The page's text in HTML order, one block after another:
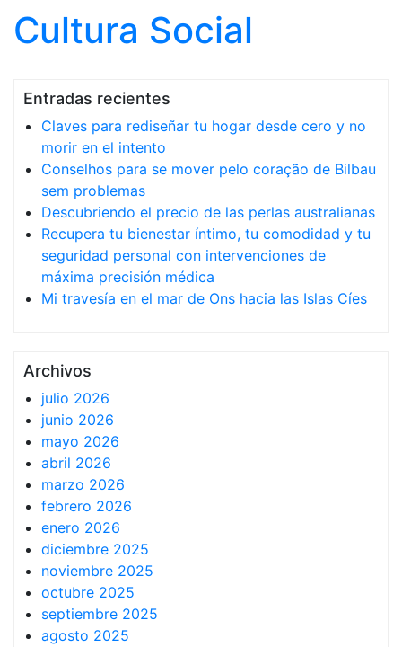
Cultura Social
Entradas recientes
Claves para rediseñar tu hogar desde cero y no
morir en el intento
Conselhos para se mover pelo coração de Bilbau
sem problemas
Descubriendo el precio de las perlas australianas
Recupera tu bienestar íntimo, tu comodidad y tu
seguridad personal con intervenciones de
máxima precisión médica
Mi travesía en el mar de Ons hacia las Islas Cíes
Archivos
julio 2026
junio 2026
mayo 2026
abril 2026
marzo 2026
febrero 2026
enero 2026
diciembre 2025
noviembre 2025
octubre 2025
septiembre 2025
agosto 2025